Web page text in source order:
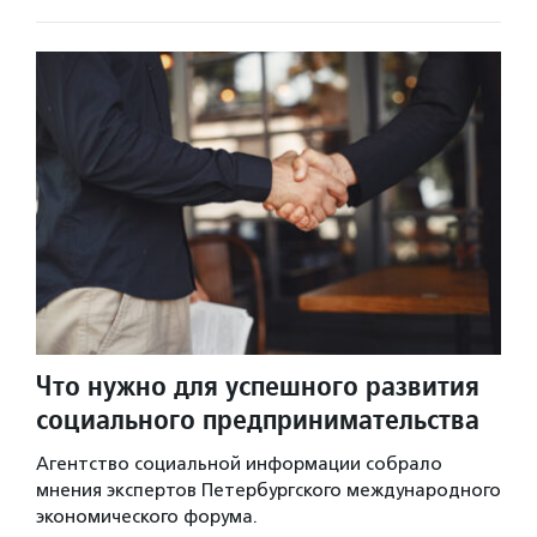
Что нужно для успешного развития
социального предпринимательства
Агентство социальной информации собрало
мнения экспертов Петербургского международного
экономического форума.